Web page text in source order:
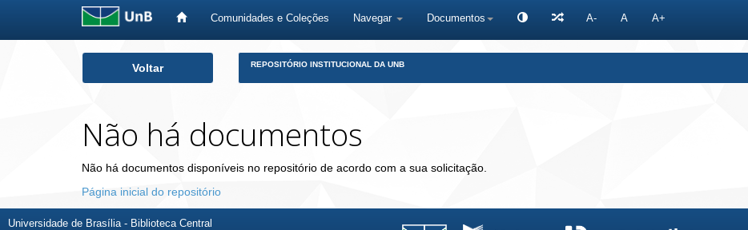
Comunidades e Coleções Navegar Documentos A- A A+
Voltar REPOSITÓRIO INSTITUCIONAL DA UNB
Não há documentos
Não há documentos disponíveis no repositório de acordo com a sua solicitação.
Página inicial do repositório
Universidade de Brasília - Biblioteca Central